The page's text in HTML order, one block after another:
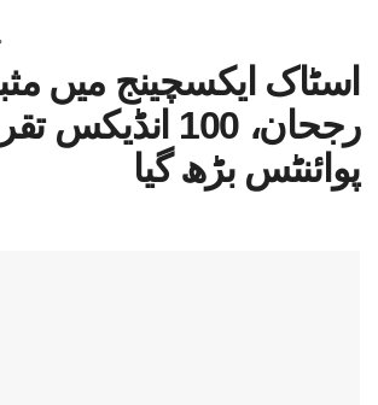
اسٹاک ایکسچینج میں
پوائنٹس بڑھ گیا